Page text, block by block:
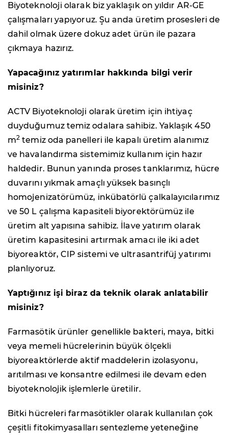
Biyoteknoloji olarak biz yaklaşık on yıldır AR-GE
çalışmaları yapıyoruz. Şu anda üretim prosesleri de
dahil olmak üzere dokuz adet ürün ile pazara
çıkmaya hazırız.
Yapacağınız yatırımlar hakkında bilgi verir
misiniz?
ACTV Biyoteknoloji olarak üretim için ihtiyaç
duyduğumuz temiz odalara sahibiz. Yaklaşık 450
m2 temiz oda panelleri ile kapalı üretim alanımız
ve havalandırma sistemimiz kullanım için hazır
haldedir. Bunun yanında proses tanklarımız, hücre
duvarını yıkmak amaçlı yüksek basınçlı
homojenizatörümüz, inkübatörlü çalkalayıcılarımız
ve 50 L çalışma kapasiteli biyorektörümüz ile
üretim alt yapısına sahibiz. İlave yatırım olarak
üretim kapasitesini artırmak amacı ile iki adet
biyoreaktör, CIP sistemi ve ultrasantrifüj yatırımı
planlıyoruz.
Yaptığınız işi biraz da teknik olarak anlatabilir
misiniz?
Farmasötik ürünler genellikle bakteri, maya, bitki
veya memeli hücrelerinin büyük ölçekli
biyoreaktörlerde aktif maddelerin izolasyonu,
arıtılması ve konsantre edilmesi ile devam eden
biyoteknolojik işlemlerle üretilir.
Bitki hücreleri farmasötikler olarak kullanılan çok
çeşitli fitokimyasalları sentezleme yeteneğine